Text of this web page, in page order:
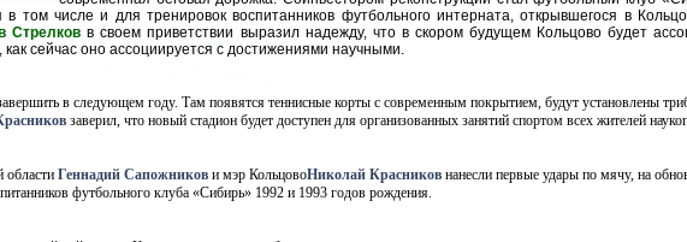
в том числе и для тренировок воспитанников футбольного интерната, открывшегося в
Стрелков в своем приветствии выразил надежду, что в скором будущем Кольцово будет
сейчас оно ассоциируется с достижениями научными.
в следующем году. Там появятся теннисные корты с современным покрытием, будут установлены
заверил, что новый стадион будет доступен для организованных занятий спортом всех жителей
области Геннадий Сапожников и мэр КольцовоНиколай Красников нанесли первые удары по мячу, на
футбольного клуба «Сибирь» 1992 и 1993 годов рождения.